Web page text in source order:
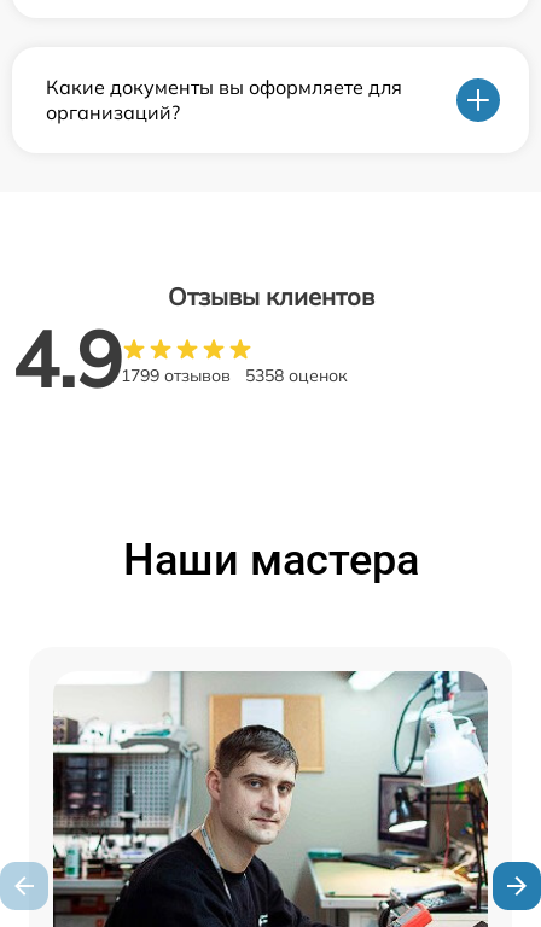
Какие документы вы оформляете для
организаций?
Отзывы клиентов
4.91799 отзывов 5358 оценок
Наши мастера